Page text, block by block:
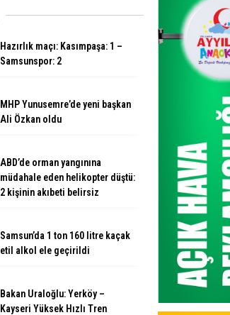
Hazırlık maçı: Kasımpaşa: 1 –
Samsunspor: 2
MHP Yunusemre’de yeni başkan
Ali Özkan oldu
ABD’de orman yangınına
müdahale eden helikopter düştü:
2 kişinin akıbeti belirsiz
Samsun’da 1 ton 160 litre kaçak
etil alkol ele geçirildi
Bakan Uraloğlu: Yerköy –
Kayseri Yüksek Hızlı Tren